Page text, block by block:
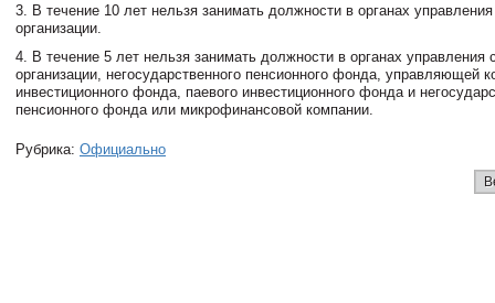
3. В течение 10 лет нельзя занимать должности в органах
организации.
4. В течение 5 лет нельзя занимать должности в органах управления
организации, негосударственного пенсионного фонда, управляющей
инвестиционного фонда, паевого инвестиционного фонда и
пенсионного фонда или микрофинансовой компании.
Рубрика: Официально